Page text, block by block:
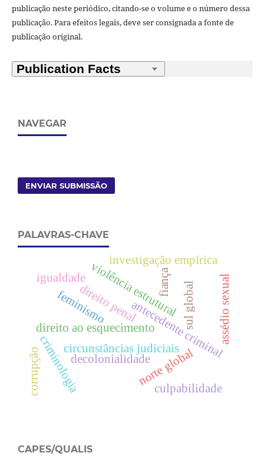
publicação neste periódico, citando-se o volume e o número dessa
publicação. Para efeitos legais, deve ser consignada a fonte de
publicação original.
NAVEGAR
ENVIAR SUBMISSÃO
PALAVRAS-CHAVE
direito ao esquecimento
direito penal
circunstâncias judiciais
antecedente criminal
decolonialidadenorte global
sul global
violência estrutural assédio sexual
fiança
investigação empírica
criminologia
feminismo
igualdade
culpabilidade
corrupção
CAPES/QUALIS